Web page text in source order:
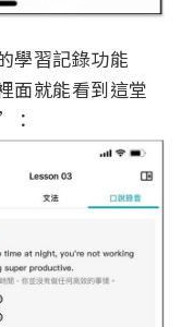
學習記錄功能
面就能看到這堂